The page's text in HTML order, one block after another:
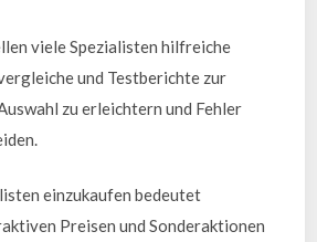
viele Spezialisten hilfreiche
und Testberichte zur
zu erleichtern und Fehler
einzukaufen bedeutet
Preisen und Sonderaktionen